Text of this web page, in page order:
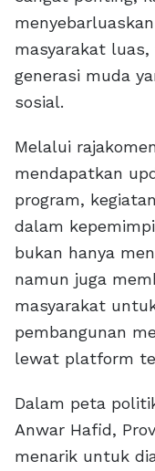
masyarakat
generasi muda
sosial.
Melalui
mendapatkan
program,
dalam
bukan hanya
namun juga
masyarakat
pembangunan
lewat platform
Dalam peta
Anwar Hafid,
menarik untuk